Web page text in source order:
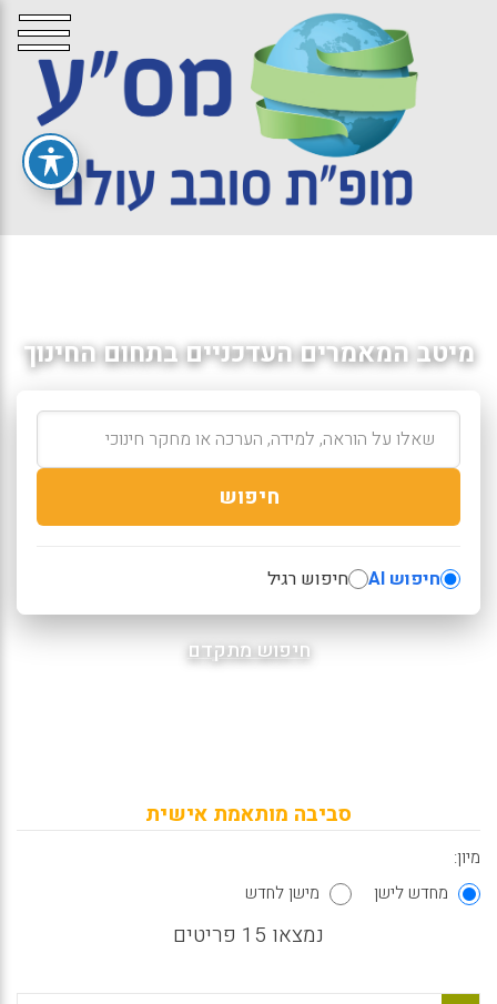
מיטב המאמרים העדכניים בתחום החינוך
חיפוש
חיפוש AI חיפוש רגיל
חיפוש מתקדם
סביבה מותאמת אישית
מיון:
מחדש לישן
מישן לחדש
נמצאו 15 פריטים